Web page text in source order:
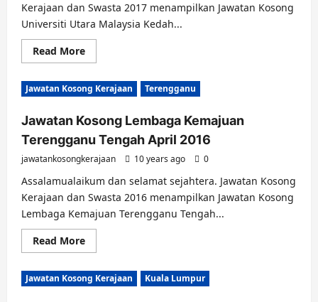
Kerajaan dan Swasta 2017 menampilkan Jawatan Kosong
Universiti Utara Malaysia Kedah...
Read MoreRead
more
Jawatan
Kosong
Universiti
Malaysia
Kedah
April
Jawatan Kosong Kerajaan Terengganu
Jawatan Kosong Lembaga Kemajuan
Terengganu Tengah April 2016
jawatankosongkerajaan 10 years ago 0
Assalamualaikum dan selamat sejahtera. Jawatan Kosong
Kerajaan dan Swasta 2016 menampilkan Jawatan Kosong
Lembaga Kemajuan Terengganu Tengah...
Read MoreRead
more
Jawatan
Kosong
Lembaga
Jawatan Kosong Kerajaan Kuala Lumpur